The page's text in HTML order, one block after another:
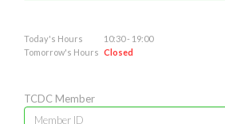
Today's Hours
10:30 - 19:00
Tomorrow's Hours Closed
TCDC Member